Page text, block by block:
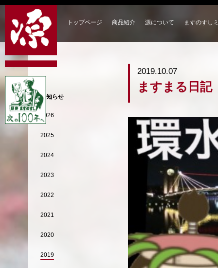
トップページ 商品紹介 源について ますのすし
2019.10.07
ますまる日記
お知らせ
2026
2025
2024
2023
2022
2021
2020
2019